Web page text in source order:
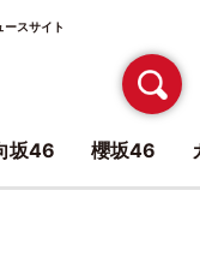
スサイト
坂46 櫻坂46